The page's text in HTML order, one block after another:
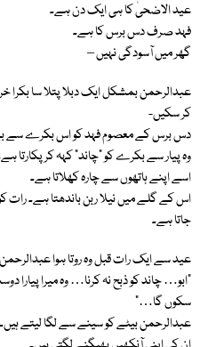
عید الاضحیٰ کا ہی ایک دن ہے۔
فہد صرف دس برس کا ہے۔
گھر میں آسودگی نہیں –
عبدالرحمن بمشکل ایک دبلا پتلا سا بکرا
کر سکیں-
دس برس کے معصوم فہد کو اس بکرے سے
وہ پیار سے بکرے کو “چاند” کہہ کر پکارتا
اسے اپنے ہاتھوں سے چارہ کھلاتا ہے۔
اس کے گلے میں نیلا ربن باندھتا ہے۔ رات
جاتا ہے۔
عید سے ایک رات قبل وہ روتا ہوا
“ابو… چاند کو ذبح نہ کرنا… وہ میرا
سکوں گا…”
عبدالرحمن بیٹے کو سینے سے لگا لیتے ہیں۔